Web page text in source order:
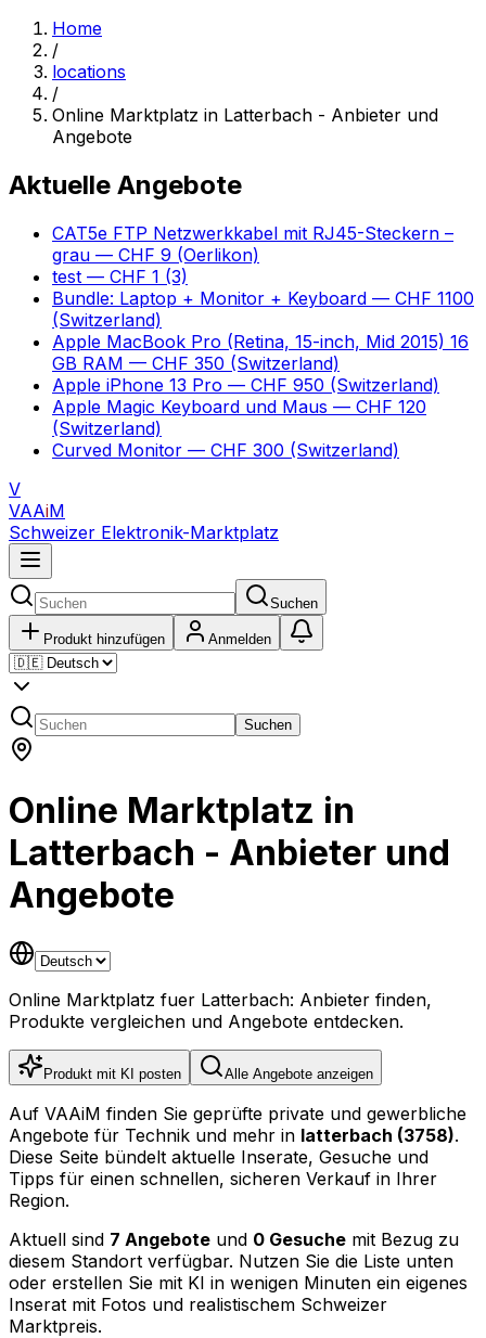
Home
/
locations
/
Online Marktplatz in Latterbach - Anbieter und
Angebote
Aktuelle Angebote
CAT5e FTP Netzwerkkabel mit RJ45-Steckern –
grau — CHF 9 (Oerlikon)
test — CHF 1 (3)
Bundle: Laptop + Monitor + Keyboard — CHF 1100
(Switzerland)
Apple MacBook Pro (Retina, 15-inch, Mid 2015) 16
GB RAM — CHF 350 (Switzerland)
Apple iPhone 13 Pro — CHF 950 (Switzerland)
Apple Magic Keyboard und Maus — CHF 120
(Switzerland)
Curved Monitor — CHF 300 (Switzerland)
V
VAAiM
Schweizer Elektronik-Marktplatz
Suchen
Produkt hinzufügen Anmelden
Suchen
Online Marktplatz in
Latterbach - Anbieter und
Angebote
Online Marktplatz fuer Latterbach: Anbieter finden,
Produkte vergleichen und Angebote entdecken.
Produkt mit KI posten Alle Angebote anzeigen
Auf VAAiM finden Sie geprüfte private und gewerbliche
Angebote für Technik und mehr in latterbach (3758).
Diese Seite bündelt aktuelle Inserate, Gesuche und
Tipps für einen schnellen, sicheren Verkauf in Ihrer
Region.
Aktuell sind 7 Angebote und 0 Gesuche mit Bezug zu
diesem Standort verfügbar. Nutzen Sie die Liste unten
oder erstellen Sie mit KI in wenigen Minuten ein eigenes
Inserat mit Fotos und realistischem Schweizer
Marktpreis.